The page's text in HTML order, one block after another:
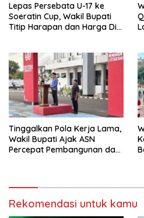
Lepas Persebata U-17 ke
Soeratin Cup, Wakil Bupati
Titip Harapan dan Harga Diri
Tinggalkan Pola Kerja Lama,
Wakil Bupati Ajak ASN
Percepat Pembangunan dan
Rekomendasi untuk kamu